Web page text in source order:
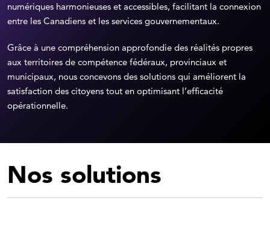
numériques harmonieuses et accessibles, facilitant la connexion
entre les Canadiens et les services gouvernementaux.
Grâce à une compréhension approfondie des réalités propres
aux territoires de compétence fédéraux, provinciaux et
municipaux, nous concevons des solutions qui améliorent la
satisfaction des citoyens tout en optimisant l’efficacité
opérationnelle.
Nos solutions